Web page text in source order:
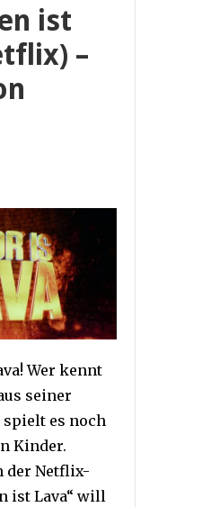
ist
–
Wer kennt
seiner
es noch
Kinder.
der Netflix-
ist Lava“ will